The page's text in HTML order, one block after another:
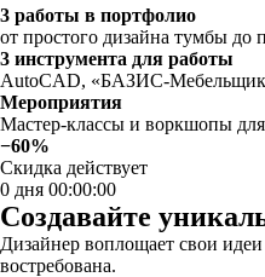
3 работы в портфолио
от простого дизайна тумбы до
3 инструмента для работы
AutoCAD, «БАЗИС-
Мероприятия
Мастер-классы и воркшопы
−60%
Скидка действует
0 дня 00:00:00
Создавайте
Дизайнер воплощает свои идеи
востребована.